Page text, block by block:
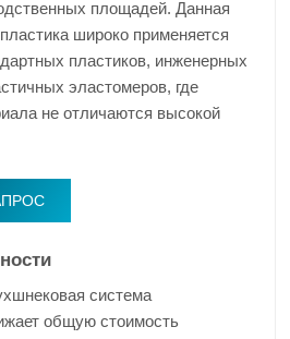
площадей. Данная
широко применяется
пластиков, инженерных
эластомеров, где
не отличаются высокой
система
общую стоимость